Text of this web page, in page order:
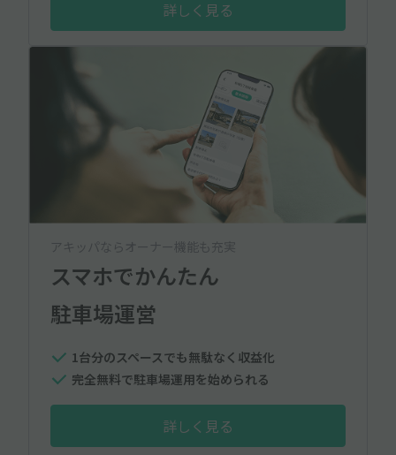
詳しく見る
アキッパならオーナー機能も充実
スマホでかんたん
駐車場運営
1台分のスペースでも無駄なく収益化
完全無料で駐車場運用を始められる
詳しく見る